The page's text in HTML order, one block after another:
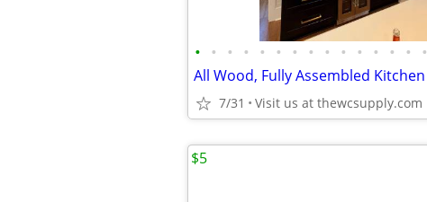
• • • • • • • • • • • • • • •
7/31 Visit us at thewcsupply.com
$5